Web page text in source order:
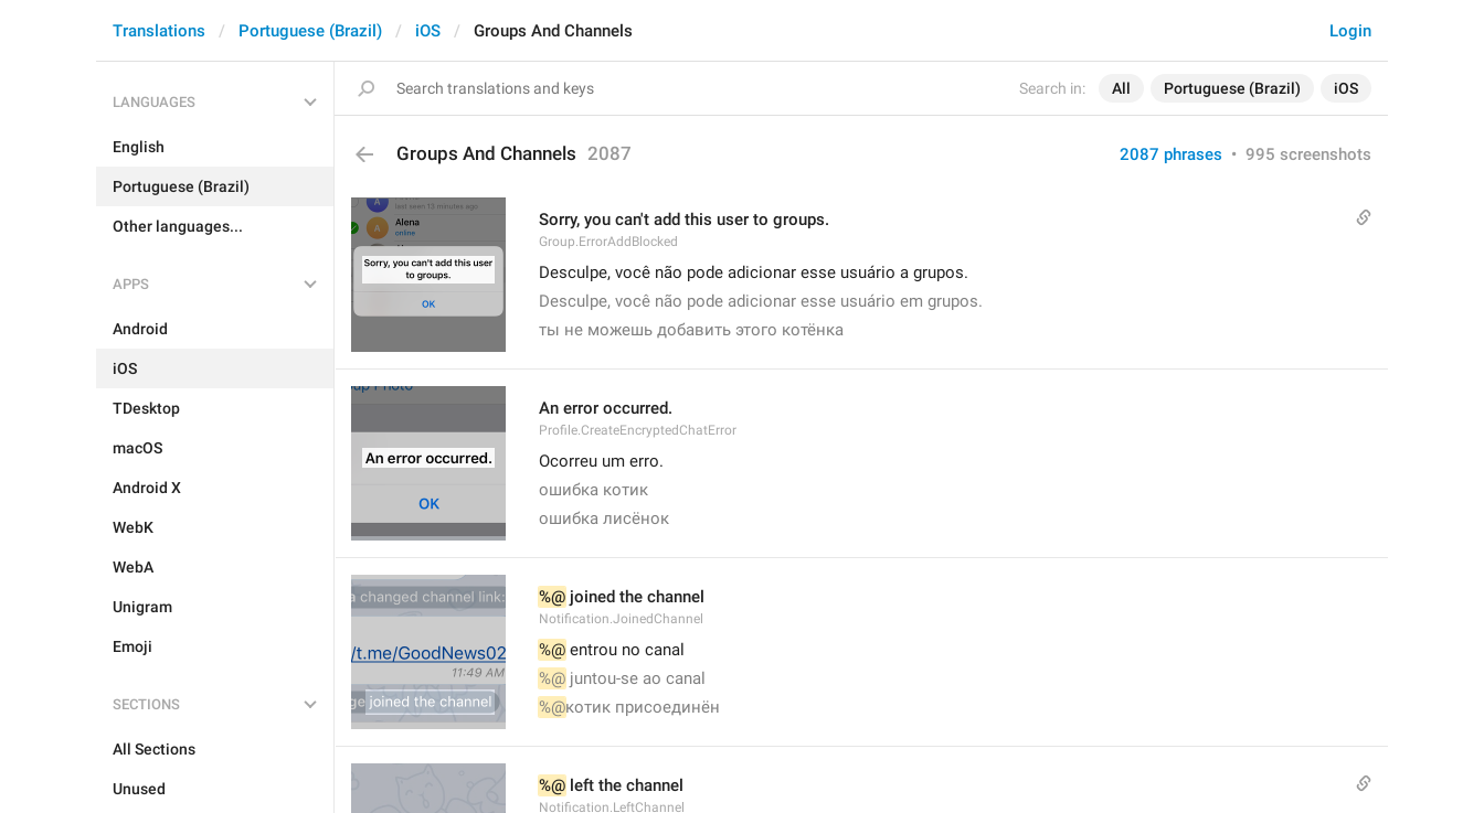
Search in: All Portuguese (Brazil) iOS
Login
Translations Portuguese (Brazil) iOS Groups And Channels
LANGUAGES
English
Portuguese (Brazil)
Other languages...
APPS
Android
iOS
TDesktop
macOS
Android X
WebK
WebA
Unigram
Emoji
SECTIONS
All Sections
Unused
Groups And Channels 2087 2087 phrases • 995 screenshots
Sorry, you can't add this user to groups.
Group.ErrorAddBlocked
Desculpe, você não pode adicionar esse usuário a grupos.
Desculpe, você não pode adicionar esse usuário em grupos.
ты не можешь добавить этого котёнка
An error occurred.
Profile.CreateEncryptedChatError
Ocorreu um erro.
ошибка котик
ошибка лисёнок
%@ joined the channel
Notification.JoinedChannel
%@ entrou no canal
%@ juntou-se ao canal
%@котик присоединён
%@ left the channel
Notification.LeftChannel